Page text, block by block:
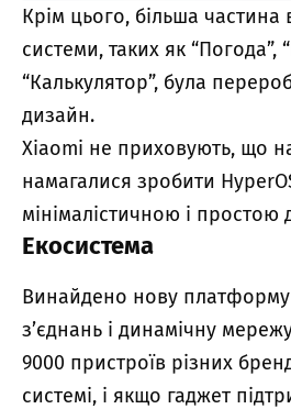
Крім цього, більша частина
системи, таких як “Погода”,
“Калькулятор”, була
дизайн.
Xiaomi не приховують, що
намагалися зробити
мінімалістичною і простою
Екосистема
Винайдено нову
з’єднань і динамічну
9000 пристроїв різних
системі, і якщо гаджет